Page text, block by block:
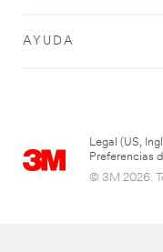
AYUDA
Legal (US,
Preferencias
© 3M 2026.